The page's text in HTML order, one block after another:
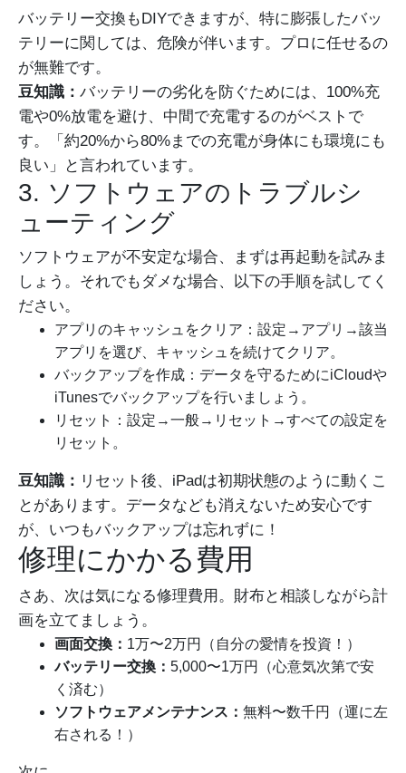
バッテリー交換もDIYできますが、特に膨張したバッ
テリーに関しては、危険が伴います。プロに任せるの
が無難です。
豆知識： バッテリーの劣化を防ぐためには、100%充
電や0%放電を避け、中間で充電するのがベストで
す。「約20%から80%までの充電が身体にも環境にも
良い」と言われています。
3. ソフトウェアのトラブルシ
ューティング
ソフトウェアが不安定な場合、まずは再起動を試みま
しょう。それでもダメな場合、以下の手順を試してく
ださい。
アプリのキャッシュをクリア：設定→アプリ→該当
アプリを選び、キャッシュを続けてクリア。
バックアップを作成：データを守るためにiCloudや
iTunesでバックアップを行いましょう。
リセット：設定→一般→リセット→すべての設定を
リセット。
豆知識： リセット後、iPadは初期状態のように動くこ
とがあります。データなども消えないため安心です
が、いつもバックアップは忘れずに！
修理にかかる費用
さあ、次は気になる修理費用。財布と相談しながら計
画を立てましょう。
画面交換： 1万〜2万円（自分の愛情を投資！）
バッテリー交換： 5,000〜1万円（心意気次第で安
く済む）
ソフトウェアメンテナンス： 無料〜数千円（運に左
右される！）